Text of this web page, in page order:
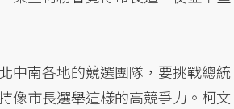
中南各地的競選團隊，要挑戰總統
像市長選舉這樣的高競爭力。柯文